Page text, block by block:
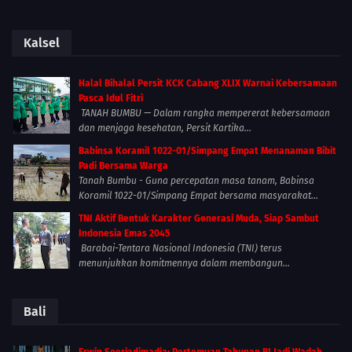
Kalsel
Halal Bihalal Persit KCK Cabang XLIX Warnai Kebersamaan
Pasca Idul Fitri
TANAH BUMBU — Dalam rangka mempererat kebersamaan
dan menjaga kesehatan, Persit Kartika...
Babinsa Koramil 1022-01/Simpang Empat Menanaman Bibit
Padi Bersama Warga
Tanah Bumbu - Guna percepatan masa tanam, Babinsa
Koramil 1022-01/Simpang Empat bersama masyarakat...
TNI Aktif Bentuk Karakter Generasi Muda, Siap Sambut
Indonesia Emas 2045
Barabai-Tentara Nasional Indonesia (TNI) terus
menunjukkan komitmennya dalam membangun...
Bali